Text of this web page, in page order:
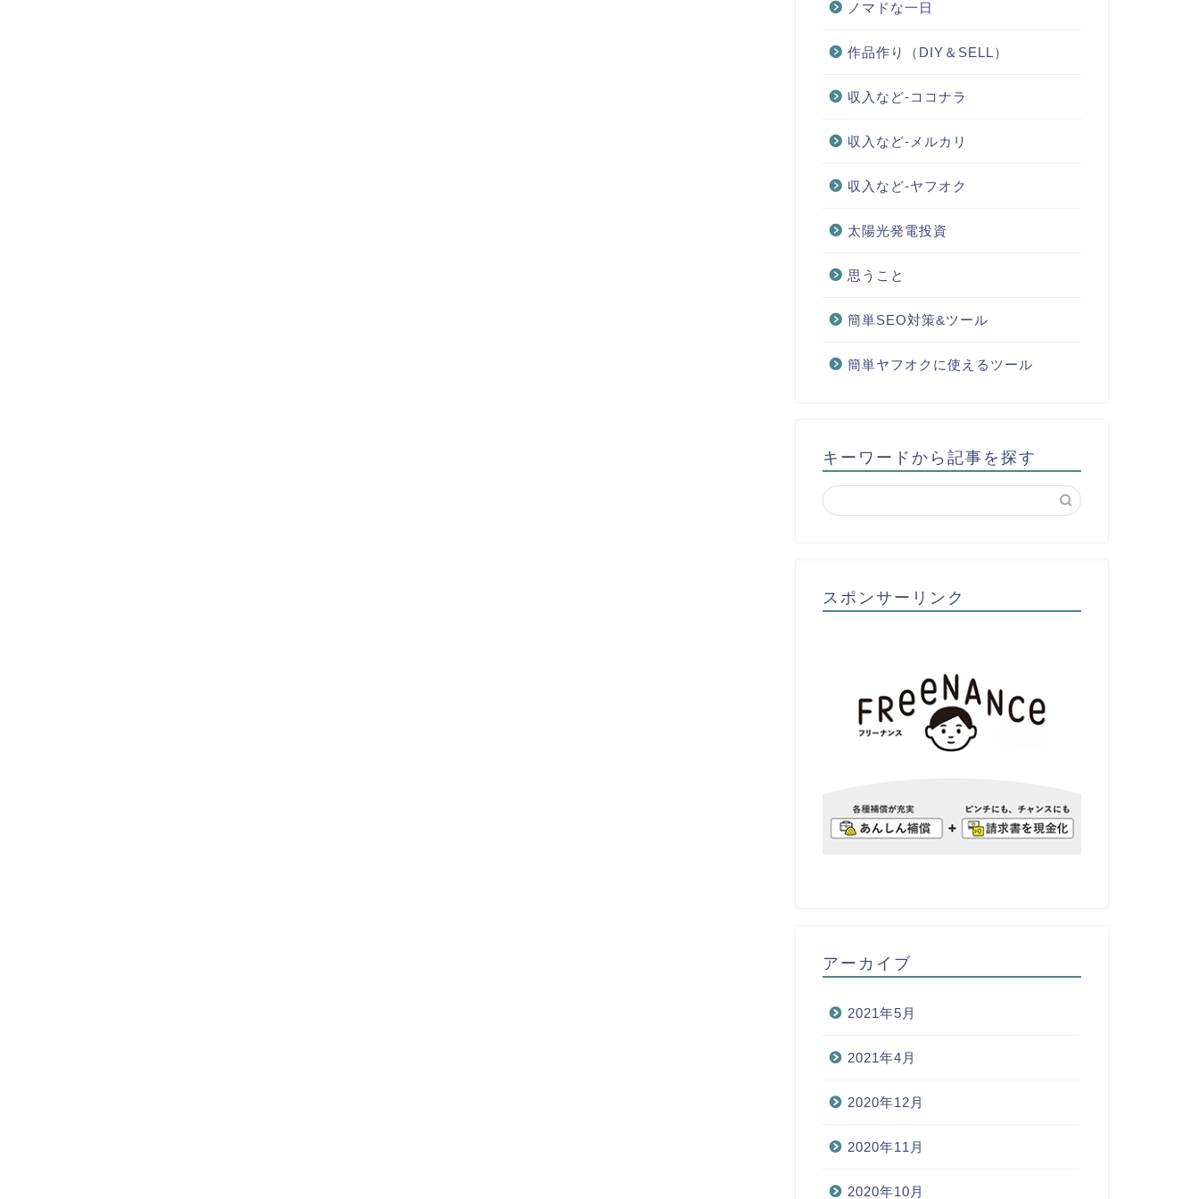
ノマドな一日
作品作り（DIY＆SELL）
収入など-ココナラ
収入など-メルカリ
収入など-ヤフオク
太陽光発電投資
思うこと
簡単SEO対策&ツール
簡単ヤフオクに使えるツール
キーワードから記事を探す
スポンサーリンク
アーカイブ
2021年5月
2021年4月
2020年12月
2020年11月
2020年10月